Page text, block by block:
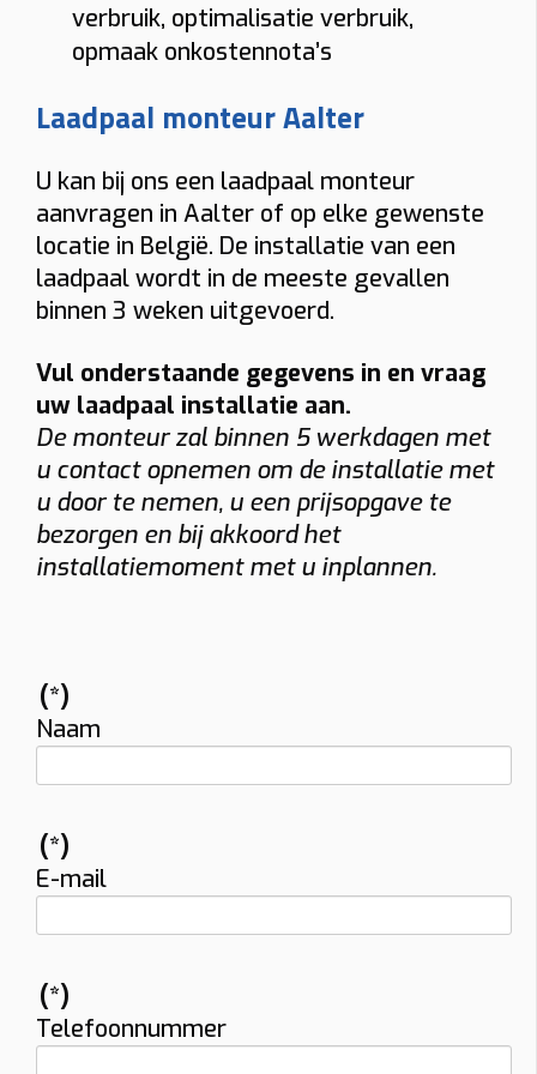
verbruik, optimalisatie verbruik,
opmaak onkostennota’s
Laadpaal monteur Aalter
U kan bij ons een laadpaal monteur
aanvragen in Aalter of op elke gewenste
locatie in België. De installatie van een
laadpaal wordt in de meeste gevallen
binnen 3 weken uitgevoerd.
Vul onderstaande gegevens in en vraag
uw laadpaal installatie aan.
De monteur zal binnen 5 werkdagen met
u contact opnemen om de installatie met
u door te nemen, u een prijsopgave te
bezorgen en bij akkoord het
installatiemoment met u inplannen.
(*)
Naam
(*)
E-mail
(*)
Telefoonnummer